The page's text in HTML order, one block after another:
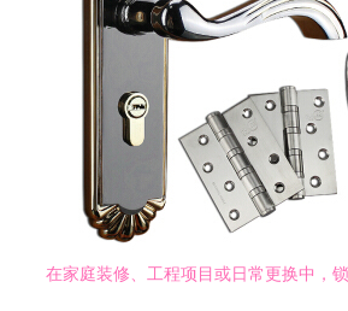
在家庭装修、工程项目或日常更换中，